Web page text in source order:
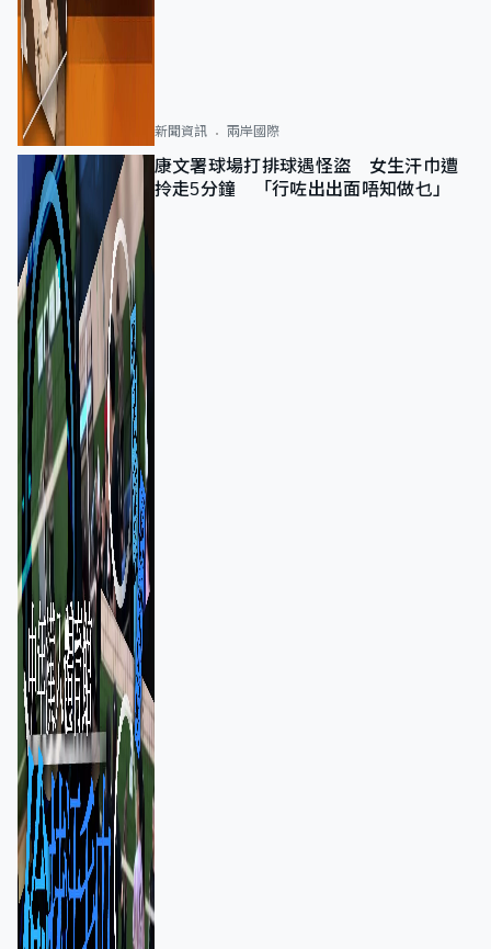
新聞資訊 兩岸國際
康文署球場打排球遇怪盜 女生汗巾遭
拎走5分鐘 「行咗出出面唔知做乜」